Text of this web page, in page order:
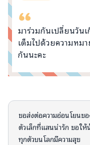
ภาษา:
มาร่วมกันเปลี่ยนวัน
เต็มไปด้วยความหม
กันนะคะ
คอมเมนต์จากผู้บริ
ขอส่งต่อความอ่อนโยนข
ตัวเล็กที่แสนน่ารัก ขอให้
ทุกตัวบนโลกมีความสุข